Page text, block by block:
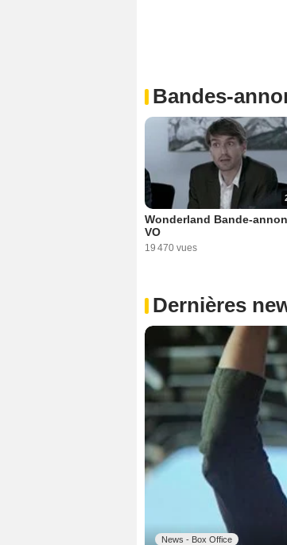
Bandes-
Wonderland Bande-
VO
19 470 vues
Dernières
News - Box Office